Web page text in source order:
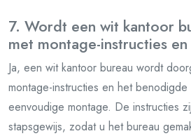
7. Wordt een wit kantoor
met montage-instructies
Ja, een wit kantoor bureau wordt
montage-instructies en het
eenvoudige montage. De instructies
stapsgewijs, zodat u het bureau